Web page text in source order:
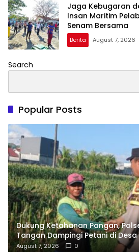
Jaga Kebugaran
Insan Maritim
Senam Bersama
Berita August 7, 2026
Search
Popular Posts
Dukung Ketahanan Pangan,
Tangan Dampingi Petani di
August 7, 2026 0